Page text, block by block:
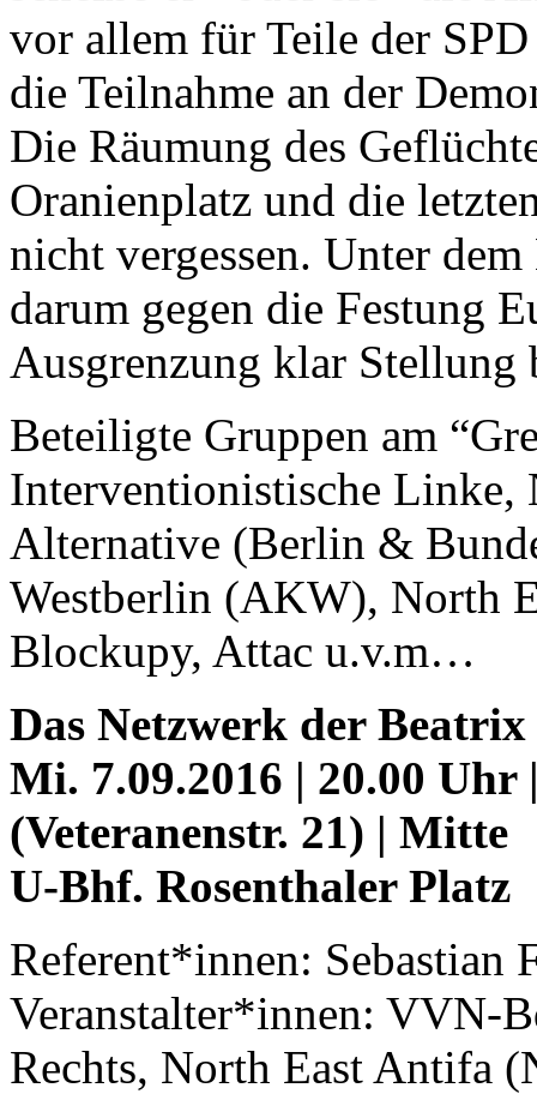
vor allem für Teile der SPD
die Teilnahme an der
Die Räumung des
Oranienplatz und die
nicht vergessen. Unter
darum gegen die Festung
Ausgrenzung klar Stellung
Beteiligte Gruppen am
Interventionistische Linke,
Alternative (Berlin &
Westberlin (AKW), North
Blockupy, Attac u.v.m…
Das Netzwerk der
Mi. 7.09.2016 | 20.00 Uhr
(Veteranenstr. 21) | Mitte
U-Bhf. Rosenthaler Platz
Referent*innen: Sebastian
Veranstalter*innen: VVN-
Rechts, North East Antifa (